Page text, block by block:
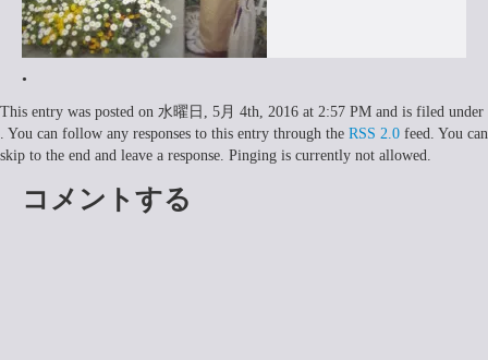
•
This entry was posted on 水曜日, 5月 4th, 2016 at 2:57 PM and is filed under
. You can follow any responses to this entry through the RSS 2.0 feed. You can
skip to the end and leave a response. Pinging is currently not allowed.
コメントする